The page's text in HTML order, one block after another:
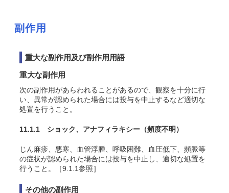
副作用
重大な副作用及び副作用用語
重大な副作用
次の副作用があらわれることがあるので、観察を十分に行
い、異常が認められた場合には投与を中止するなど適切な
処置を行うこと。
11.1.1 ショック、アナフィラキシー （頻度不明）
じん麻疹、悪寒、血管浮腫、呼吸困難、血圧低下、頻脈等
の症状が認められた場合には投与を中止し、適切な処置を
行うこと。［9.1.1参照］
その他の副作用